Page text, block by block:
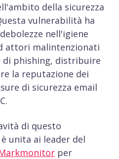
della sicurezza
vulnerabilità ha
nell'igiene
attori malintenzionati
di phishing, distribuire
la reputazione dei
di sicurezza email
di questo
unita ai leader del
per